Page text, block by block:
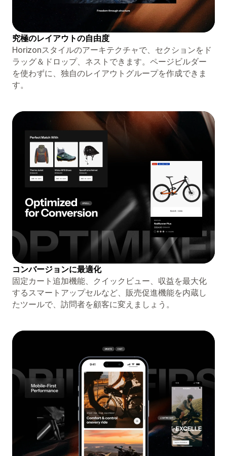
究極のレイアウトの自由度
Horizo​​nスタイルのアーキテクチャで、セクションをド
ラッグ＆ドロップ、ネストできます。ページビルダー
を使わずに、独自のレイアウトグループを作成できま
す。
コンバージョンに最適化
固定カート追加機能、クイックビュー、収益を最大化
するスマートアップセルなど、販売促進機能を内蔵し
たツールで、訪問者を顧客に変えましょう。